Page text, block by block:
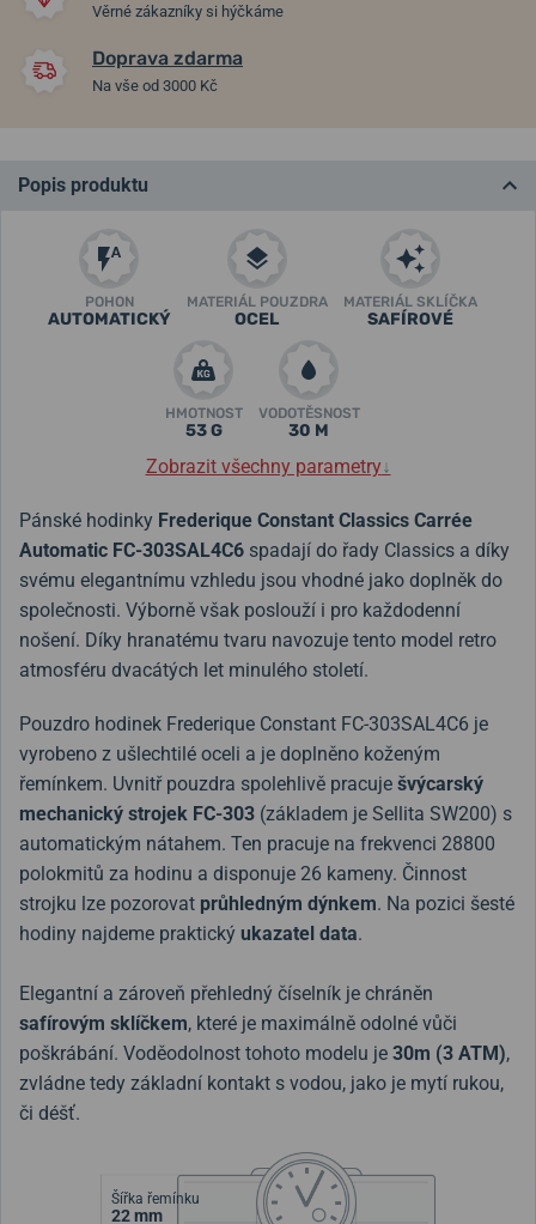
Věrné zákazníky si hýčkáme
Doprava zdarma
Na vše od 3000 Kč
Popis produktu
POHON
AUTOMATICKÝ
MATERIÁL POUZDRA
OCEL
MATERIÁL SKLÍČKA
SAFÍROVÉ
HMOTNOST
53 G
VODOTĚSNOST
30 M
Zobrazit všechny parametry↓
Pánské hodinky Frederique Constant Classics Carrée
Automatic FC-303SAL4C6 spadají do řady Classics a díky
svému elegantnímu vzhledu jsou vhodné jako doplněk do
společnosti. Výborně však poslouží i pro každodenní
nošení. Díky hranatému tvaru navozuje tento model retro
atmosféru dvacátých let minulého století.
Pouzdro hodinek Frederique Constant FC-303SAL4C6 je
vyrobeno z ušlechtilé oceli a je doplněno koženým
řemínkem. Uvnitř pouzdra spolehlivě pracuje švýcarský
mechanický strojek FC-303 (základem je Sellita SW200) s
automatickým nátahem. Ten pracuje na frekvenci 28800
polokmitů za hodinu a disponuje 26 kameny. Činnost
strojku lze pozorovat průhledným dýnkem. Na pozici šesté
hodiny najdeme praktický ukazatel data.
Elegantní a zároveň přehledný číselník je chráněn
safírovým sklíčkem, které je maximálně odolné vůči
poškrábání. Voděodolnost tohoto modelu je 30m (3 ATM),
zvládne tedy základní kontakt s vodou, jako je mytí rukou,
či déšť.
Šířka řemínku
22 mm